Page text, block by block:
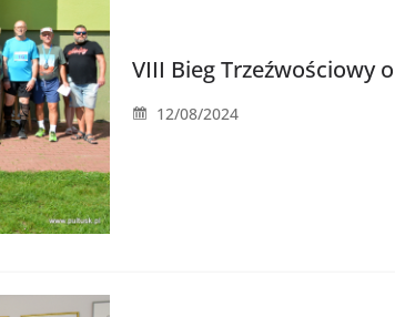
VIII Bieg Trzeźwościowy
12/08/2024